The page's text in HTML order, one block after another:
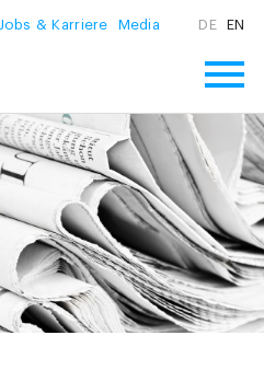
Jobs & Karriere Media DE EN